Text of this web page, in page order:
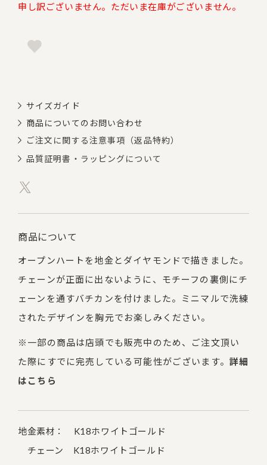
申し訳ございません。ただいま在庫がございません。
サイズガイド
商品についてのお問い合わせ
ご注文に関する注意事項（返品特約）
品質証明書・ラッピングについて
商品について
オープンハートを地金とダイヤモンドで描きました。
チェーンが正面に出ないように、モチーフの裏側にチ
ェーンを通すバチカンを付けました。ミニマルで洗練
されたデザインを胸元でお楽しみください。
※一部の商品は店頭でも販売中のため、ご注文頂い
た際にすでに完売している可能性がございます。 詳細
はこちら
地金素材： K18ホワイトゴールド
チェーン K18ホワイトゴールド